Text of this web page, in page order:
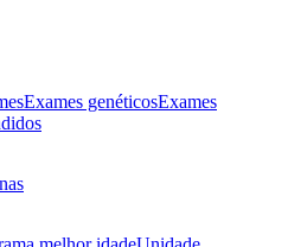
Exames genéticosExames